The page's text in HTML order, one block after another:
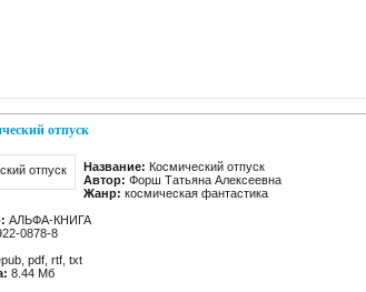
отпуск
Название: Космический отпуск
Автор: Форш Татьяна Алексеевна
Жанр: космическая фантастика
АЛЬФА-КНИГА
0878-8
pdf, rtf, txt
8.44 Мб